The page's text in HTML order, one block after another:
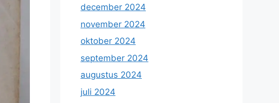
december 2024
november 2024
oktober 2024
september 2024
augustus 2024
juli 2024